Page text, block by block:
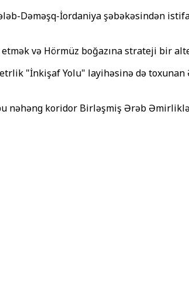
Dəməşq-İordaniya şəbəkəsindən
və Hörmüz boğazına strateji bir
"İnkişaf Yolu" layihəsinə də
nəhəng koridor Birləşmiş Ərəb